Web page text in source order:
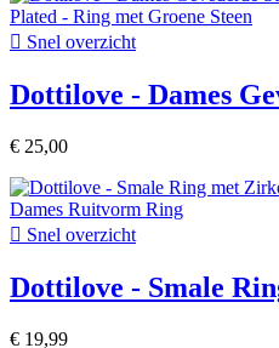
 Snel overzicht
Dottilove - Dames
€ 25,00
 Snel overzicht
Dottilove - Smale
€ 19,99